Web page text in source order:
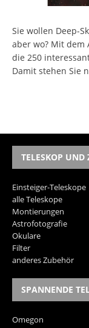
Sie wollen Deep-
aber wo? Mit dem
die 250
Damit stehen Sie
TELESKOP UND
Einsteiger-Teleskope
alle Teleskope
Montierungen
Astrofotografie
Okulare
Filter
anderes Zubehör
SPANNENDE
Omegon